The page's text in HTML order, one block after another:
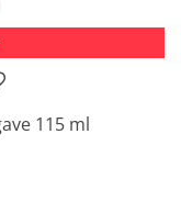
115 ml